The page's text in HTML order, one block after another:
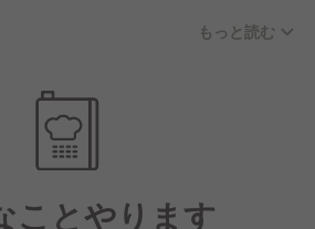
屋も例外ではありません。それで
変わらず足を運んでくださったの
だわってきた成果だと思っていま
もっと読む
ことやります